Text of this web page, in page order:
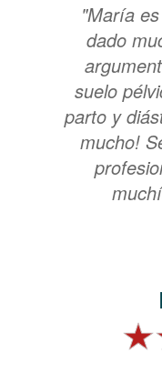
"María
dado
suelo
parto y
mucho!